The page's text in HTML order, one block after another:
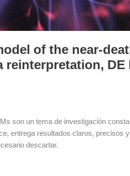
of the near-
DE
son un tema de investigación
entrega resultados claros, precisos
descartar.